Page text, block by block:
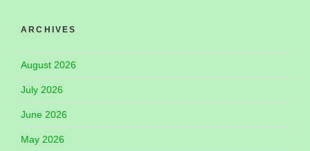
ARCHIVES
August 2026
July 2026
June 2026
May 2026